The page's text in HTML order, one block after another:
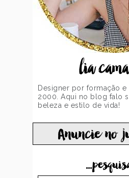
lia
Designer por formação
2000. Aqui no blog falo
beleza e estilo de vida!
Anuncie no